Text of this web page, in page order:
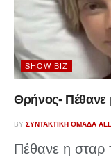
SHOW BIZ
Θρήνος- Πέθανε
BY ΣΥΝΤΑΚΤΙΚΉ ΟΜΆΔΑ
Πέθανε η σταρ